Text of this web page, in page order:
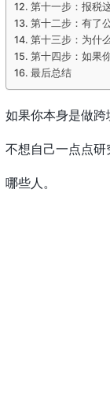
第十一步：报税
第十二步：有了
第十三步：为什
第十四步：如果
最后总结
如果你本身是做
不想自己一点点
哪些人。